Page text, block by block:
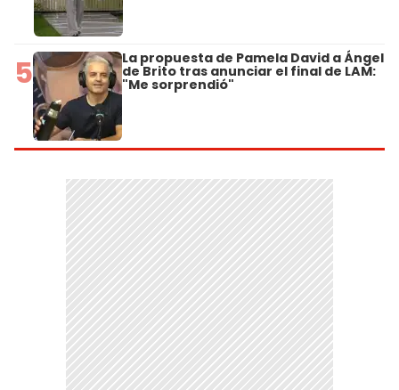
5 La propuesta de Pamela David a Ángel
de Brito tras anunciar el final de LAM:
"Me sorprendió"